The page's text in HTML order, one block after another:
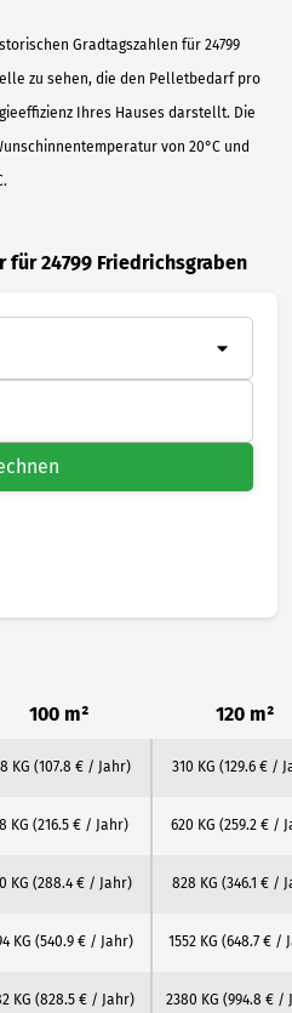
Gradtagszahlen für 24799
zu sehen, die den Pelletbedarf pro
Ihres Hauses darstellt. Die
von 20°C und
für 24799 Friedrichsgraben
100 m² 120 m²
KG (107.8 € / Jahr) 310 KG (129.6 € /
KG (216.5 € / Jahr) 620 KG (259.2 € /
KG (288.4 € / Jahr) 828 KG (346.1 € /
KG (540.9 € / Jahr) 1552 KG (648.7 € /
KG (828.5 € / Jahr) 2380 KG (994.8 € /